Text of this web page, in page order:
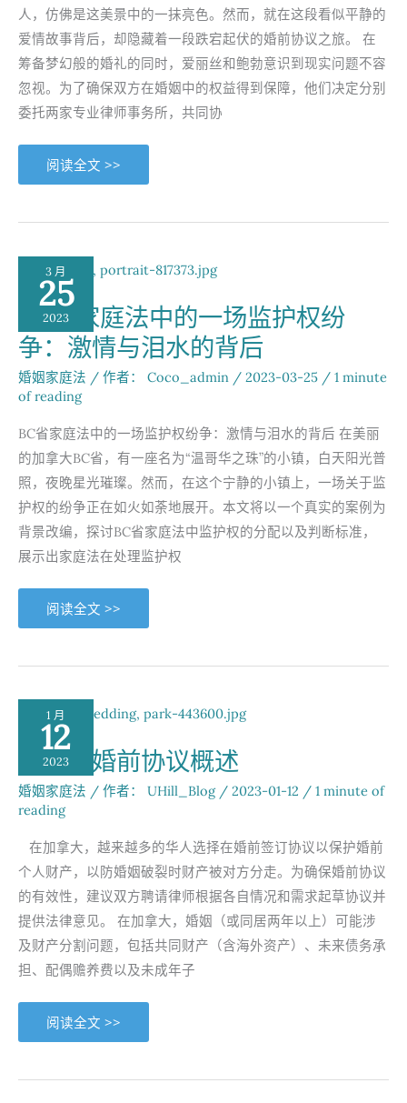
人，仿佛是这美景中的一抹亮色。然而，就在这段看似平静的
爱情故事背后，却隐藏着一段跌宕起伏的婚前协议之旅。 在
筹备梦幻般的婚礼的同时，爱丽丝和鲍勃意识到现实问题不容
忽视。为了确保双方在婚姻中的权益得到保障，他们决定分别
委托两家专业律师事务所，共同协
梦
幻
婚
后
现
实
考
量
——
真
爱
如
绮
梦，
婚
前
协
稳
如
磐
石
阅读全文 >>
3 月
25
2023
BC省家庭法中的一场监护权纷
争：激情与泪水的背后
婚姻家庭法 / 作者： Coco_admin / 2023-03-25 / 1 minute
of reading
BC省家庭法中的一场监护权纷争：激情与泪水的背后 在美丽
的加拿大BC省，有一座名为“温哥华之珠”的小镇，白天阳光普
照，夜晚星光璀璨。然而，在这个宁静的小镇上，一场关于监
护权的纷争正在如火如荼地展开。本文将以一个真实的案例为
背景改编，探讨BC省家庭法中监护权的分配以及判断标准，
展示出家庭法在处理监护权
BC
省
家
中
一
场
监
护
权
纷
争：
激
情
与
水
的
背
后
阅读全文 >>
1 月
12
2023
加拿大婚前协议概述
婚姻家庭法 / 作者： UHill_Blog / 2023-01-12 / 1 minute of
reading
在加拿大，越来越多的华人选择在婚前签订协议以保护婚前
个人财产，以防婚姻破裂时财产被对方分走。为确保婚前协议
的有效性，建议双方聘请律师根据各自情况和需求起草协议并
提供法律意见。 在加拿大，婚姻（或同居两年以上）可能涉
及财产分割问题，包括共同财产（含海外资产）、未来债务承
担、配偶赡养费以及未成年子
加
拿
大
协
阅读全文 >>